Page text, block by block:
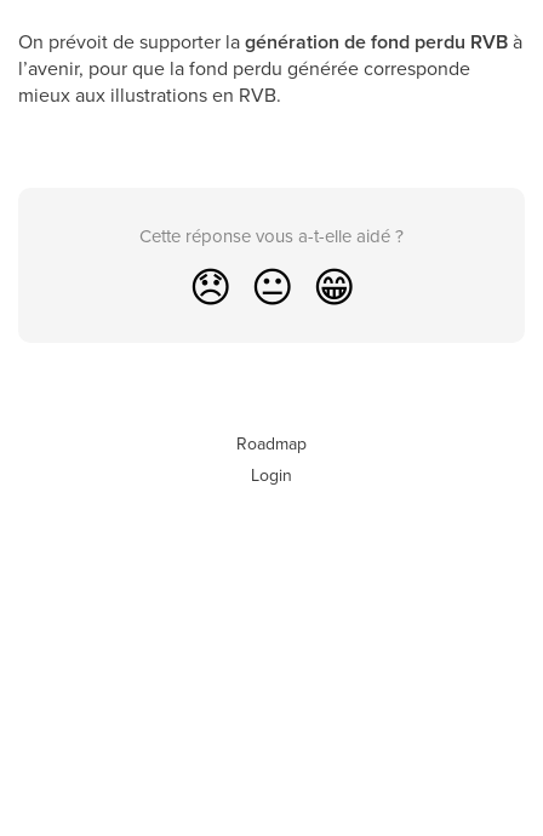
On prévoit de supporter lagénération de fond perdu RVBà
l’avenir, pour que la fond perdu générée corresponde
mieux aux illustrations en RVB.
Cette réponse vous a-t-elle aidé ?
😞 😐 😁
Roadmap
Login